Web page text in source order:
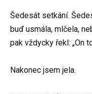
Šedesát setkání.
buď usmála, mlčela,
pak vždycky řekl: „On
Nakonec jsem jela.